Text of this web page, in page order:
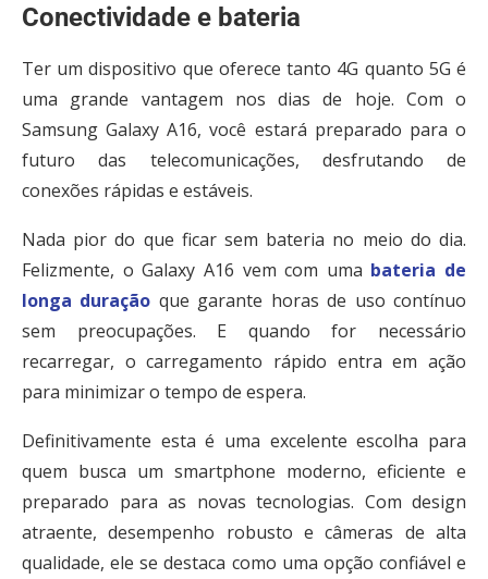
Conectividade e bateria
Ter um dispositivo que oferece tanto 4G quanto 5G é
uma grande vantagem nos dias de hoje. Com o
Samsung Galaxy A16, você estará preparado para o
futuro das telecomunicações, desfrutando de
conexões rápidas e estáveis.
Nada pior do que ficar sem bateria no meio do dia.
Felizmente, o Galaxy A16 vem com uma bateria de
longa duração que garante horas de uso contínuo
sem preocupações. E quando for necessário
recarregar, o carregamento rápido entra em ação
para minimizar o tempo de espera.
Definitivamente esta é uma excelente escolha para
quem busca um smartphone moderno, eficiente e
preparado para as novas tecnologias. Com design
atraente, desempenho robusto e câmeras de alta
qualidade, ele se destaca como uma opção confiável e